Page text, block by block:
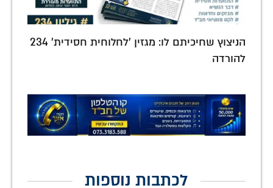
הניצוץ שחיכיתם לו: מגזין 'לחלוחית חסידית' 234
להורדה
לכתבות נוספות